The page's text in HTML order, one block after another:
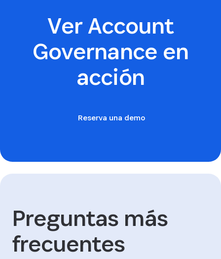
Ver Account
Governance en
acción
Reserva una demo
Preguntas más
frecuentes